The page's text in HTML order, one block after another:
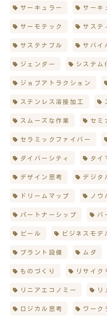
サーキュラー サーキ
サーモテック サステ
サステナブル サバイ
ジェンダー システム
ジョブアトラクション
ステンレス溶接加工
スムーズな作業 セミ
セラミックファイバー
ダイバーシティ タイ
デザイン思考 デジタ
ドリームマップ ノウ
パートナーシップ バ
ビール ビジネスモデ
プラント設備 ムダ
ものづくり リサイク
リニアエコノミー リ
ロジカル思考 ワーク